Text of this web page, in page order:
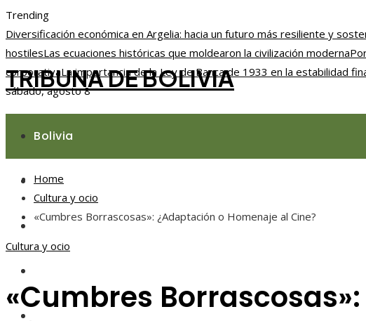
Trending
Diversificación económica en Argelia: hacia un futuro más resiliente y
hostilesLas ecuaciones históricas que moldearon la civilización moderna
corporativaLa importancia de la Ley de Banca de 1933 en la estabilidad
sábado, agosto 8
TRIBUNA DE BOLIVIA
Bolivia
Responsabilidad social
Ciencia y tecnología
Home
Cultura y ocio
«Cumbres Borrascosas»: ¿Adaptación o Homenaje al Cine?
Cultura y ocio
«Cumbres